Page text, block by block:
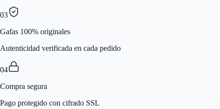
03
Gafas 100% originales
Autenticidad verificada en cada pedido
04
Compra segura
Pago protegido con cifrado SSL